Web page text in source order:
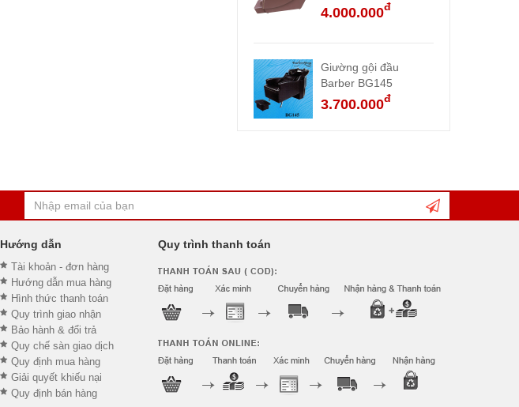
4.000.000đ
Giường gội đầu
Barber BG145
3.700.000đ
Hướng dẫn
Tài khoản - đơn hàng
Hướng dẫn mua hàng
Hình thức thanh toán
Quy trình giao nhận
Bảo hành & đổi trả
Quy chế sàn giao dịch
Quy định mua hàng
Giải quyết khiếu nại
Quy định bán hàng
Quy trình thanh toán